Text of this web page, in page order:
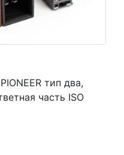
тип два,
часть ISO